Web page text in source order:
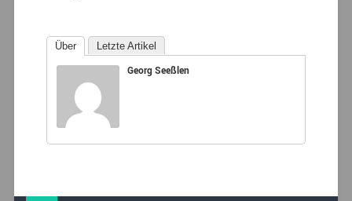
Über Letzte Artikel
Georg Seeßlen